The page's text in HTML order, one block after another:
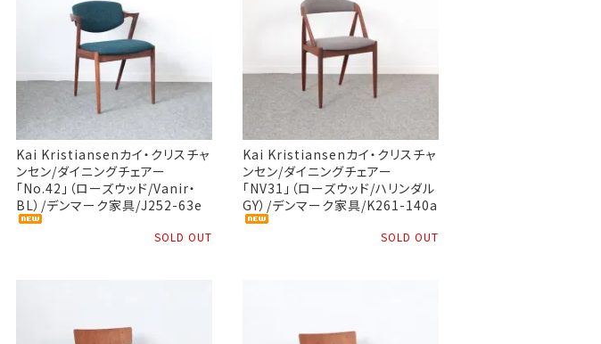
Kai Kristiansenカイ・クリスチャ
ンセン/ダイニングチェアー
「No.42」（ローズウッド/Vanir・
BL）/デンマーク家具/J252-63e
SOLD OUT
Kai Kristiansenカイ・クリスチャ
ンセン/ダイニングチェアー
「NV31」（ローズウッド/ハリンダル
GY）/デンマーク家具/K261-140a
SOLD OUT